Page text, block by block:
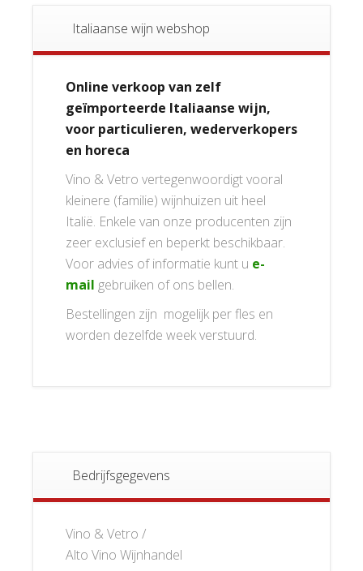
Italiaanse wijn webshop
Online verkoop van zelf
geïmporteerde Italiaanse wijn,
voor particulieren, wederverkopers
en horeca
Vino & Vetro vertegenwoordigt vooral
kleinere (familie) wijnhuizen uit heel
Italië. Enkele van onze producenten zijn
zeer exclusief en beperkt beschikbaar.
Voor advies of informatie kunt u e-
mail gebruiken of ons bellen.
Bestellingen zijn mogelijk per fles en
worden dezelfde week verstuurd.
Bedrijfsgegevens
Vino & Vetro /
Alto Vino Wijnhandel